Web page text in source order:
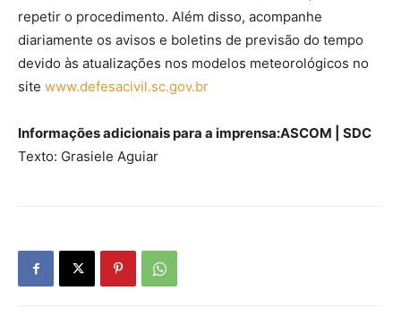
repetir o procedimento. Além disso, acompanhe
diariamente os avisos e boletins de previsão do tempo
devido às atualizações nos modelos meteorológicos no
site www.defesacivil.sc.gov.br
Informações adicionais para a imprensa:ASCOM | SDC
Texto: Grasiele Aguiar